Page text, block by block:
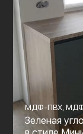
МДФ-ПВХ,
Зеленая